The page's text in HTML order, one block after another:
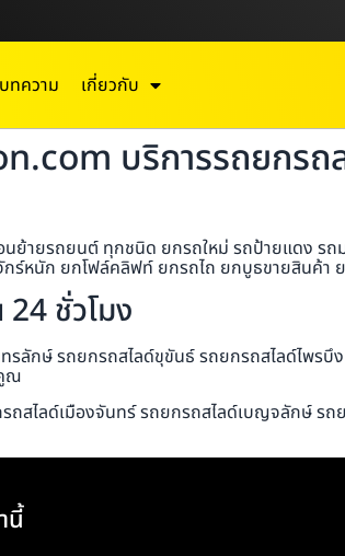
บทความ เกี่ยวกับ
บริการรถยกร
ายรถยนต์ ทุกชนิด ยกรถใหม่ รถป้ายแดง ร
หนัก ยกโฟล์คลิฟท์ ยกรถไถ ยกบูธขายสินค้า
ชั่วโมง
ลักษ์ รถยกรถสไลด์ขุขันธ์ รถยกรถสไลด์ไพร
ณ
สไลด์เมืองจันทร์ รถยกรถสไลด์เบญจลักษ์ ร
นี้